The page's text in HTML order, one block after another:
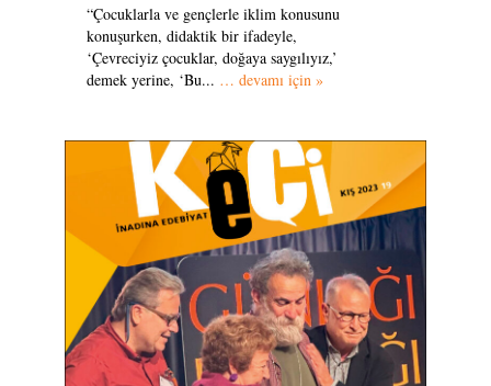
“Çocuklarla ve gençlerle iklim konusunu
konuşurken, didaktik bir ifadeyle,
‘Çevreciyiz çocuklar, doğaya saygılıyız,’
demek yerine, ‘Bu... … devamı için »